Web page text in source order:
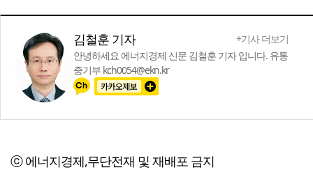
김철훈 기자
+기사 더보기
안녕하세요 에너지경제 신문 김철훈 기자 입니다. 유통
중기부 kch0054@ekn.kr
ⓒ 에너지경제,무단전재 및 재배포 금지